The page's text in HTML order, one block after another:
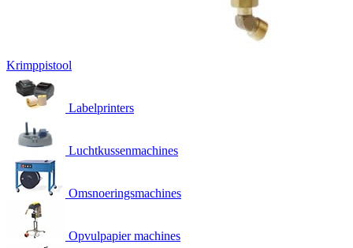
Krimppistool
Labelprinters
Luchtkussenmachines
Omsnoeringsmachines
Opvulpapier machines